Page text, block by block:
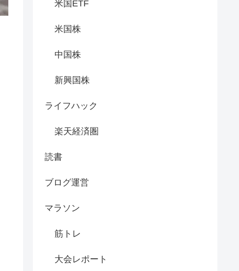
米国ETF
米国株
中国株
新興国株
ライフハック
楽天経済圏
読書
ブログ運営
マラソン
筋トレ
大会レポート